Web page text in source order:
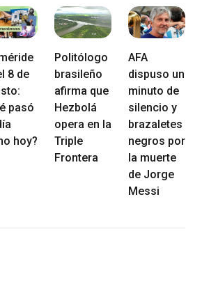
8 de
pasó
hoy?
Politólogo
brasileño
afirma que
Hezbolá
opera en la
Triple
Frontera
AFA
dispuso un
minuto de
silencio y
brazaletes
negros por
la muerte
de Jorge
Messi